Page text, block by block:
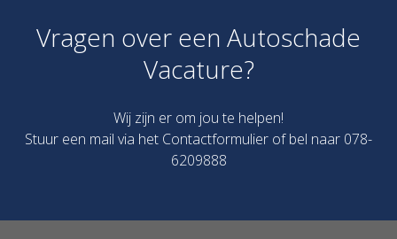
Vragen over een Autoschade
Vacature?
Wij zijn er om jou te helpen!
Stuur een mail via het Contactformulier of bel naar 078-
6209888